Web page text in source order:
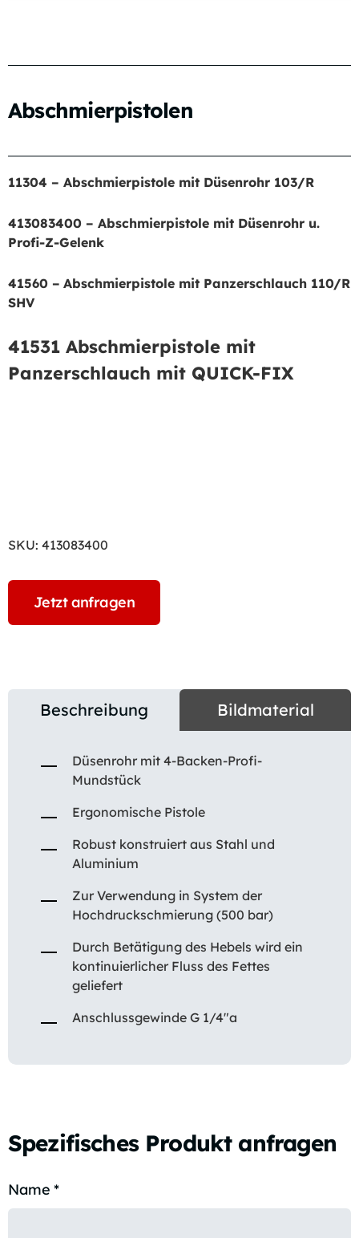
Abschmierpistolen
11304 – Abschmierpistole mit Düsenrohr 103/R
413083400 – Abschmierpistole mit Düsenrohr u.
Profi-Z-Gelenk
41560 – Abschmierpistole mit Panzerschlauch 110/R
SHV
41531 Abschmierpistole mit
Panzerschlauch mit QUICK-FIX
SKU: 413083400
Jetzt anfragen
Beschreibung Bildmaterial
Düsenrohr mit 4-Backen-Profi-
Mundstück
Ergonomische Pistole
Robust konstruiert aus Stahl und
Aluminium
Zur Verwendung in System der
Hochdruckschmierung (500 bar)
Durch Betätigung des Hebels wird ein
kontinuierlicher Fluss des Fettes
geliefert
Anschlussgewinde G 1/4″a
Spezifisches Produkt anfragen
Name *